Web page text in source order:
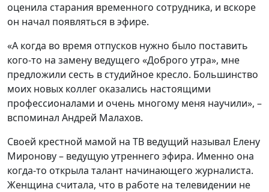
оценила старания временного сотрудника, и вскоре
он начал появляться в эфире.
«А когда во время отпусков нужно было поставить
кого-то на замену ведущего «Доброго утра», мне
предложили сесть в студийное кресло. Большинство
моих новых коллег оказались настоящими
профессионалами и очень многому меня научили», –
вспоминал Андрей Малахов.
Своей крестной мамой на ТВ ведущий называл Елену
Миронову – ведущую утреннего эфира. Именно она
когда-то открыла талант начинающего журналиста.
Женщина считала, что в работе на телевидении не